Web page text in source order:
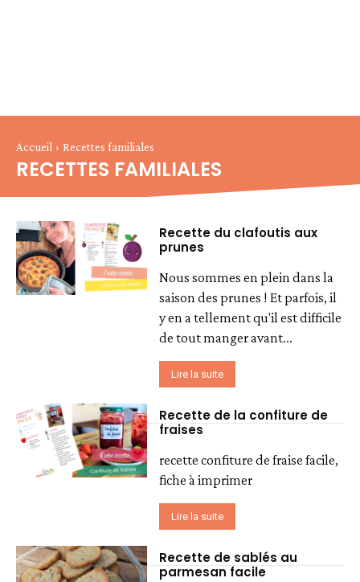
Accueil Recettes familiales
RECETTES FAMILIALES
Recette du clafoutis aux
prunes
Nous sommes en plein dans la
saison des prunes ! Et parfois, il
y en a tellement qu'il est difficile
de tout manger avant...
Lire la suite
Recette de la confiture de
fraises
recette confiture de fraise facile,
fiche à imprimer
Lire la suite
Recette de sablés au
parmesan facile